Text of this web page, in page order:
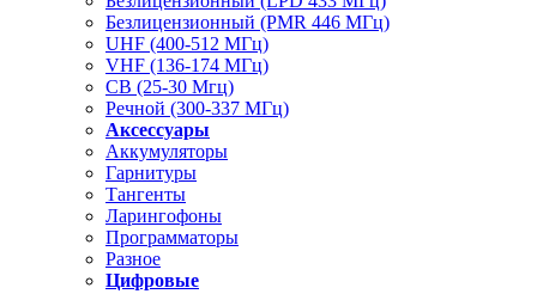
Безлицензионный (PMR 446 МГц)
UHF (400-512 МГц)
VHF (136-174 МГц)
CB (25-30 Мгц)
Речной (300-337 МГц)
Аксессуары
Аккумуляторы
Гарнитуры
Тангенты
Ларингофоны
Программаторы
Разное
Цифровые